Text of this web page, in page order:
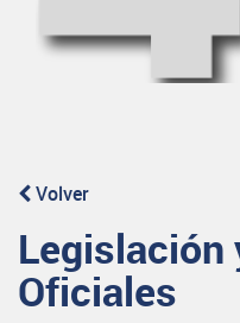
Volver
Legislación
Oficiales